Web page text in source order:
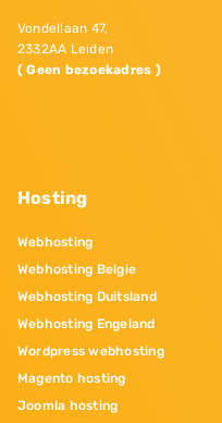
Vondellaan 47,
2332AA Leiden
( Geen bezoekadres )
Hosting
Webhosting
Webhosting Belgie
Webhosting Duitsland
Webhosting Engeland
Wordpress webhosting
Magento hosting
Joomla hosting